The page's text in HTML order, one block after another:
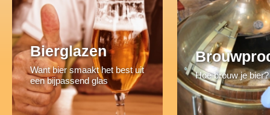
Bierglazen
Want bier smaakt het best uit
een bijpassend glas
Hoe brouw je bier?